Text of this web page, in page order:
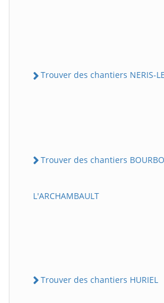
Trouver des chantiers NERIS-
Trouver des chantiers
L'ARCHAMBAULT
Trouver des chantiers HURIEL